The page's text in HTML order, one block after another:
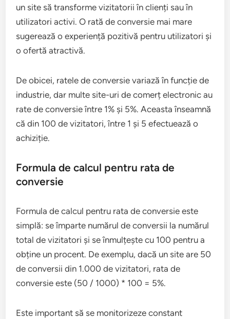
un site să transforme vizitatorii în clienți sau în
utilizatori activi. O rată de conversie mai mare
sugerează o experiență pozitivă pentru utilizatori și
o ofertă atractivă.
De obicei, ratele de conversie variază în funcție de
industrie, dar multe site-uri de comerț electronic au
rate de conversie între 1% și 5%. Aceasta înseamnă
că din 100 de vizitatori, între 1 și 5 efectuează o
achiziție.
Formula de calcul pentru rata de
conversie
Formula de calcul pentru rata de conversie este
simplă: se împarte numărul de conversii la numărul
total de vizitatori și se înmulțește cu 100 pentru a
obține un procent. De exemplu, dacă un site are 50
de conversii din 1.000 de vizitatori, rata de
conversie este (50 / 1000) * 100 = 5%.
Este important să se monitorizeze constant